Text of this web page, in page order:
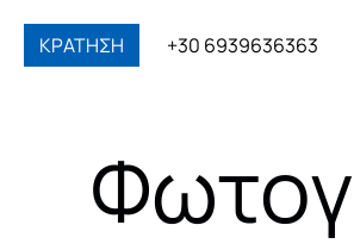
ΚΡΑΤΗΣΗ +30 6939636363